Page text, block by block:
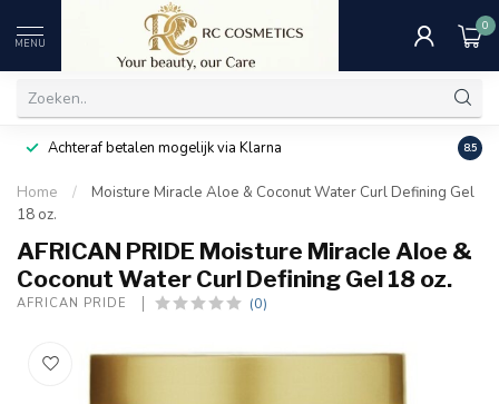
MENU
0
Achteraf betalen mogelijk via Klarna 8.5
Home /
Moisture Miracle Aloe & Coconut Water Curl Defining Gel
18 oz.
AFRICAN PRIDE Moisture Miracle Aloe &
Coconut Water Curl Defining Gel 18 oz.
AFRICAN PRIDE (0)